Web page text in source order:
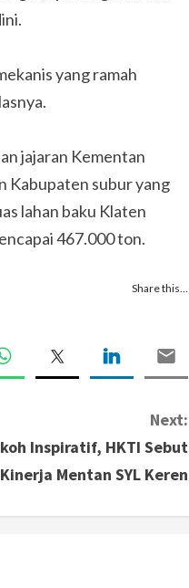
yang ramah
jajaran Kementan
Kabupaten subur yang
lahan baku Klaten
467.000 ton.
Share this…
Next:
Inspiratif, HKTI Sebut
Kinerja Mentan SYL Keren